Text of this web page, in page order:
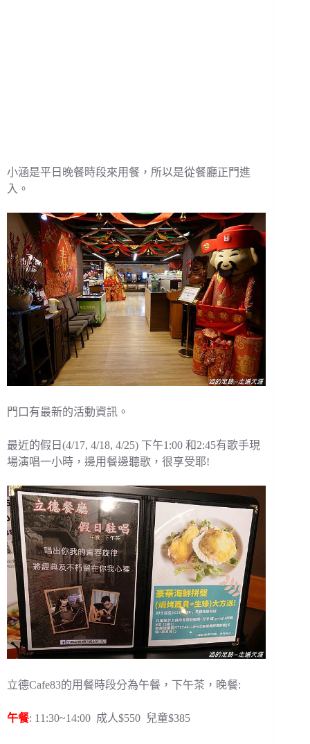
小涵是平日晚餐時段來用餐，所以是從餐廳正門進
入。
門口有最新的活動資訊。
最近的假日(4/17, 4/18, 4/25) 下午1:00 和2:45有歌手現
場演唱一小時，邊用餐邊聽歌，很享受耶!
立德Cafe83的用餐時段分為午餐，下午茶，晚餐:
午餐: 11:30~14:00 成人$550 兒童$385